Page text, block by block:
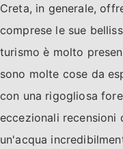
Creta, in generale,
comprese le sue
turismo è molto
sono molte cose da
con una rigogliosa
eccezionali recensioni
un'acqua